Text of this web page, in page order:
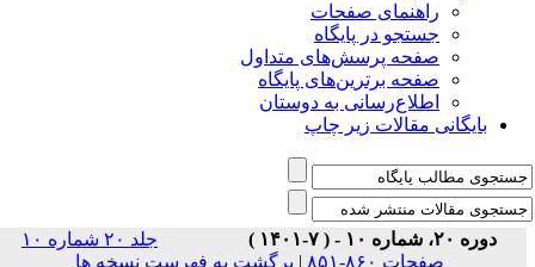
راهنمای صفحات
جستجو در پایگاه
صفحه پرسش‌های متداول
صفحه برترین‌های پایگاه
اطلاع‌رسانی به دوستان
بایگانی مقالات زیر چاپ
دوره ۲۰، شماره ۱۰ - ( ۷-۱۴۰۱ )
جلد ۲۰ شماره ۱۰
صفحات ۸۶۰-۸۵۱
| برگشت به فهرست نسخه ها